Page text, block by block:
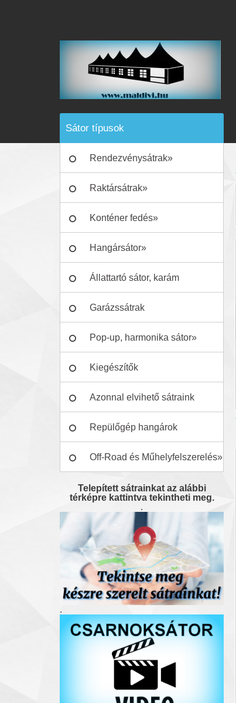
Sátor típusok
Rendezvénysátrak»
Raktársátrak»
Konténer fedés»
Hangársátor»
Állattartó sátor, karám
Garázssátrak
Pop-up, harmonika sátor»
Kiegészítők
Azonnal elvihető sátraink
Repülőgép hangárok
Off-Road és Műhelyfelszerelés»
Telepített sátrainkat az alábbi
térképre kattintva tekintheti meg.
.
.